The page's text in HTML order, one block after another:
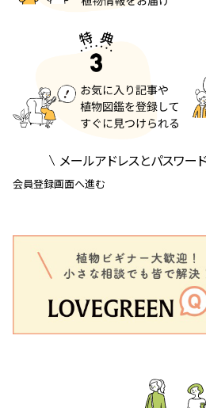
メールアドレスとパスワ
会員登録画面へ進む